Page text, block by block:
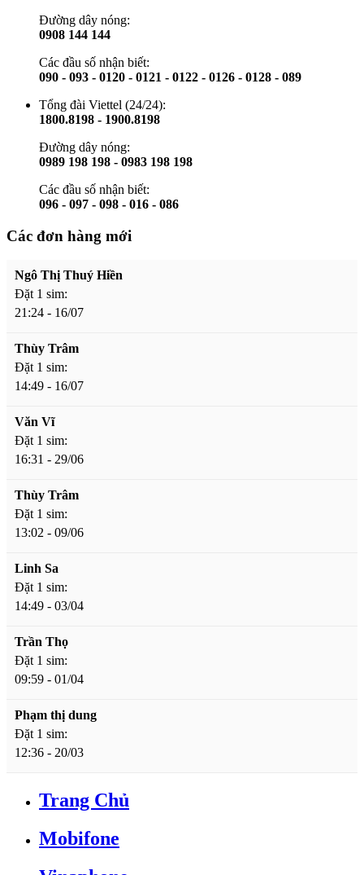
Đường dây nóng:
0908 144 144
Các đầu số nhận biết:
090 - 093 - 0120 - 0121 - 0122 - 0126 - 0128 - 089
Tổng đài Viettel (24/24):
1800.8198 - 1900.8198
Đường dây nóng:
0989 198 198 - 0983 198 198
Các đầu số nhận biết:
096 - 097 - 098 - 016 - 086
Các đơn hàng mới
Ngô Thị Thuý Hiền
Đặt 1 sim:
21:24 - 16/07
Thùy Trâm
Đặt 1 sim:
14:49 - 16/07
Văn Vĩ
Đặt 1 sim:
16:31 - 29/06
Thùy Trâm
Đặt 1 sim:
13:02 - 09/06
Linh Sa
Đặt 1 sim:
14:49 - 03/04
Trần Thọ
Đặt 1 sim:
09:59 - 01/04
Phạm thị dung
Đặt 1 sim:
12:36 - 20/03
Trang Chủ
Mobifone